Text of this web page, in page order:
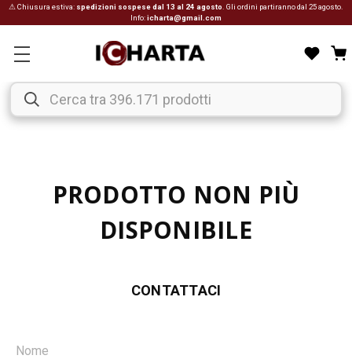
⚠ Chiusura estiva: spedizioni sospese dal 13 al 24 agosto . Gli ordini partiranno dal 25 agosto.
Info:icharta@gmail.com
PRODOTTO NON PIÙ
DISPONIBILE
CONTATTACI
Nome